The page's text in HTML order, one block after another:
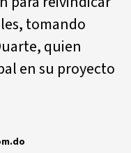
tomando
quien
en su proyecto